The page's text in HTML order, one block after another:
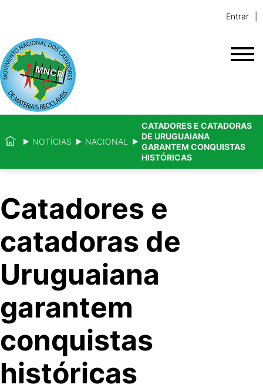
Entrar
NOTÍCIAS NACIONAL
CATADORES E CATADORAS
DE URUGUAIANA
GARANTEM CONQUISTAS
HISTÓRICAS
Catadores e
catadoras de
Uruguaiana
garantem
conquistas
históricas